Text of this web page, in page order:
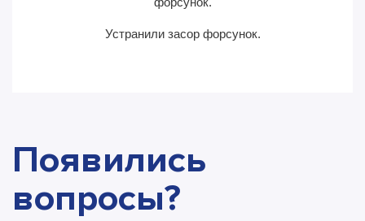
Устранили засор форсунок.
Появились
вопросы?